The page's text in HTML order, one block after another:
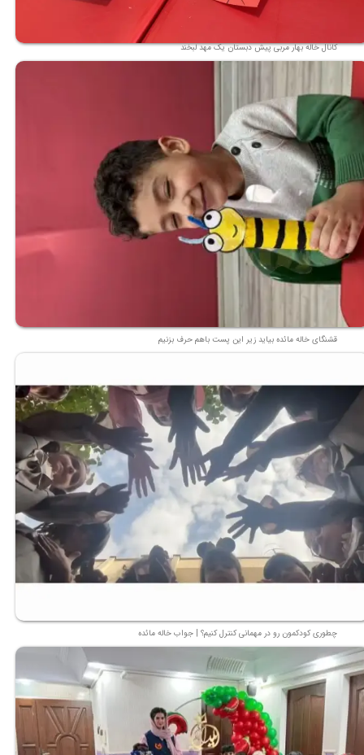
★★
کانال خاله بهار مربی پیش دبستان یک مهد لبخند
قشنگای خاله مائده بیاید زیر این پست باهم حرف بزنیم
چطوری کودکمون رو در مهمانی کنترل کنیم؟ | جواب خاله مائده